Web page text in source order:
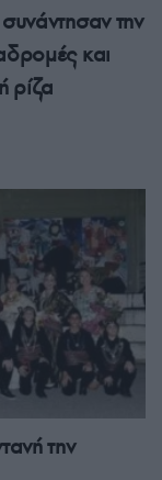
την
και
ρίζα
την